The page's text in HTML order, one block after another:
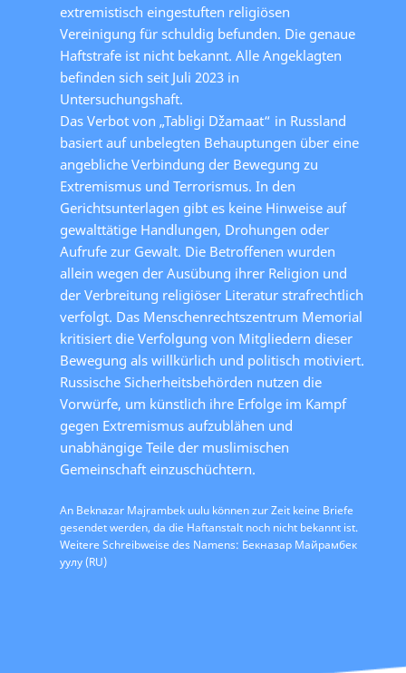
extremistisch eingestuften religiösen
Vereinigung für schuldig befunden. Die genaue
Haftstrafe ist nicht bekannt. Alle Angeklagten
befinden sich seit Juli 2023 in
Untersuchungshaft.
Das Verbot von „Tabligi Džamaat“ in Russland
basiert auf unbelegten Behauptungen über eine
angebliche Verbindung der Bewegung zu
Extremismus und Terrorismus. In den
Gerichtsunterlagen gibt es keine Hinweise auf
gewalttätige Handlungen, Drohungen oder
Aufrufe zur Gewalt. Die Betroffenen wurden
allein wegen der Ausübung ihrer Religion und
der Verbreitung religiöser Literatur strafrechtlich
verfolgt. Das Menschenrechtszentrum Memorial
kritisiert die Verfolgung von Mitgliedern dieser
Bewegung als willkürlich und politisch motiviert.
Russische Sicherheitsbehörden nutzen die
Vorwürfe, um künstlich ihre Erfolge im Kampf
gegen Extremismus aufzublähen und
unabhängige Teile der muslimischen
Gemeinschaft einzuschüchtern.
An Beknazar Majrambek uulu können zur Zeit keine Briefe
gesendet werden, da die Haftanstalt noch nicht bekannt ist.
Weitere Schreibweise des Namens: Бекназар Майрамбек
уулу (RU)